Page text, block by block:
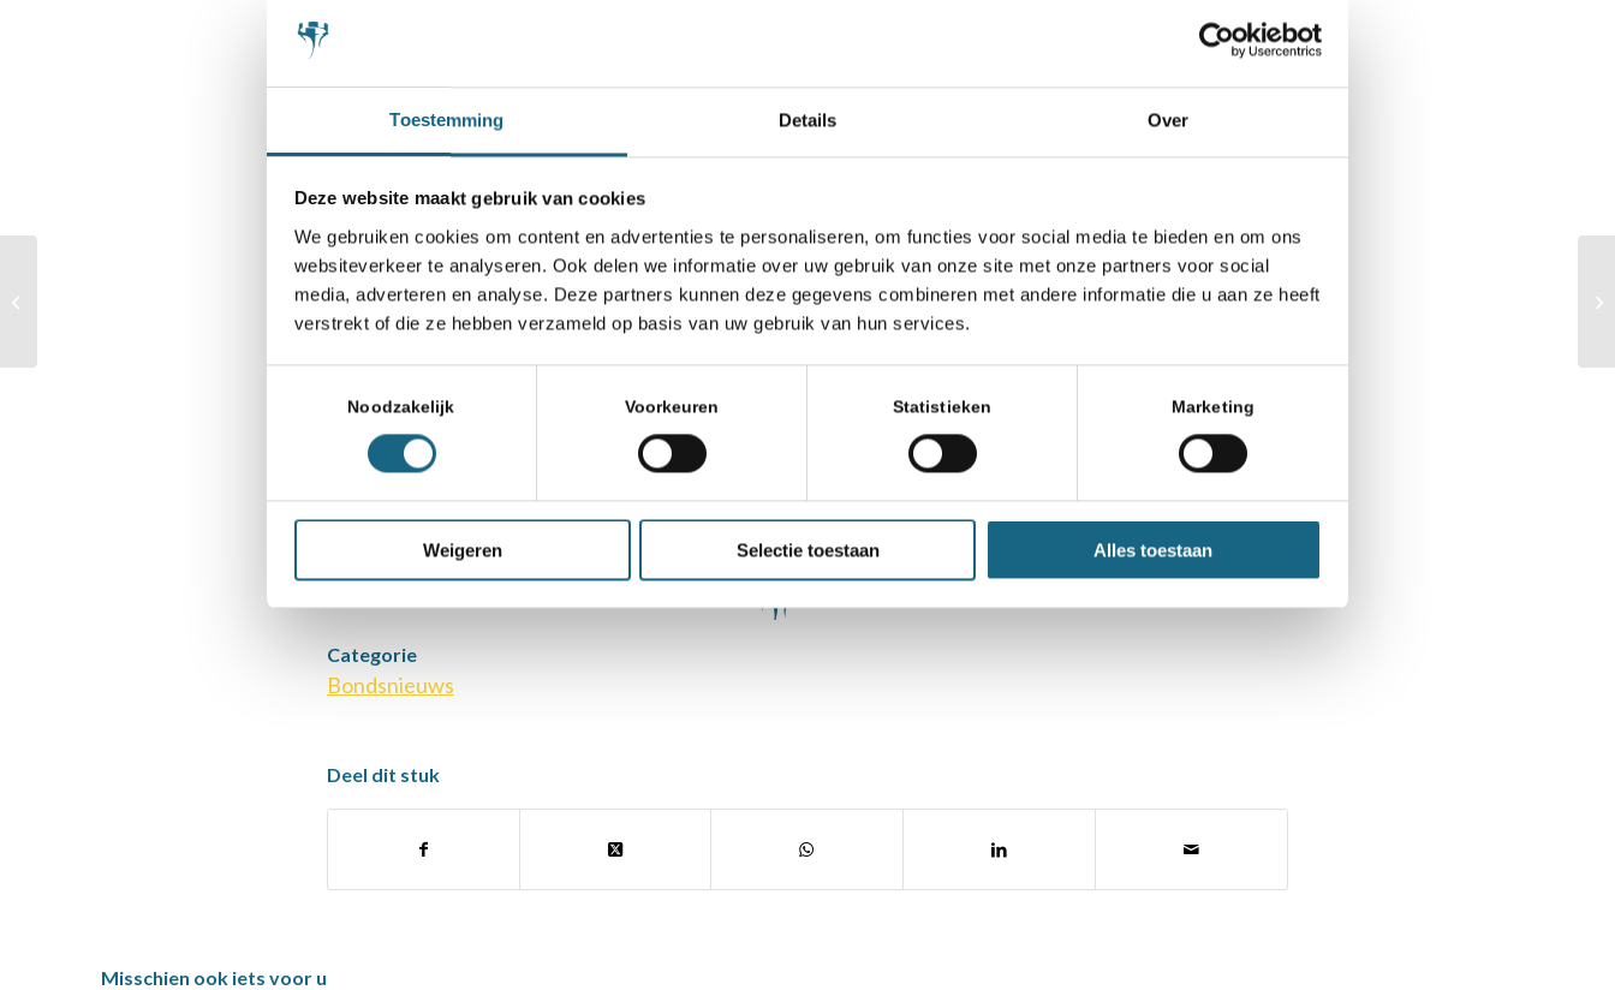
Toestemming Details Over
Deze website maakt gebruik van cookies
We gebruiken cookies om content en advertenties te personaliseren, om functies voor social media te bieden en om ons
websiteverkeer te analyseren. Ook delen we informatie over uw gebruik van onze site met onze partners voor social
media, adverteren en analyse. Deze partners kunnen deze gegevens combineren met andere informatie die u aan ze heeft
verstrekt of die ze hebben verzameld op basis van uw gebruik van hun services.
Noodzakelijk Voorkeuren Statistieken Marketing
Weigeren Selectie toestaan Alles toestaan
schaaksport.
“Ik wil de collega’s van het Bondsbureau, het bestuur en de vele enthousiaste mensen in
de schaakwereld bedanken voor de fijne samenwerking. Ik ben ervan overtuigd dat het
schaken in Nederland een mooie toekomst tegemoet gaat,”aldus Dharma.
Het bestuur is Dharma zeer dankbaar voor zijn toewijding en impactvolle bijdrage aan
een toekomstbestendige organisatie die klaar is om verder te groeien. Wij wensen hem
veel succes en voldoening in de volgende stap van zijn loopbaan en natuurlijk nog vele
Namens het bestuur van de Koninklijke Nederlandse Schaakbond
Dirk Hoogland
Voorzitter KNSB
Categorie
Bondsnieuws
Deel dit stuk
Misschien ook iets voor u